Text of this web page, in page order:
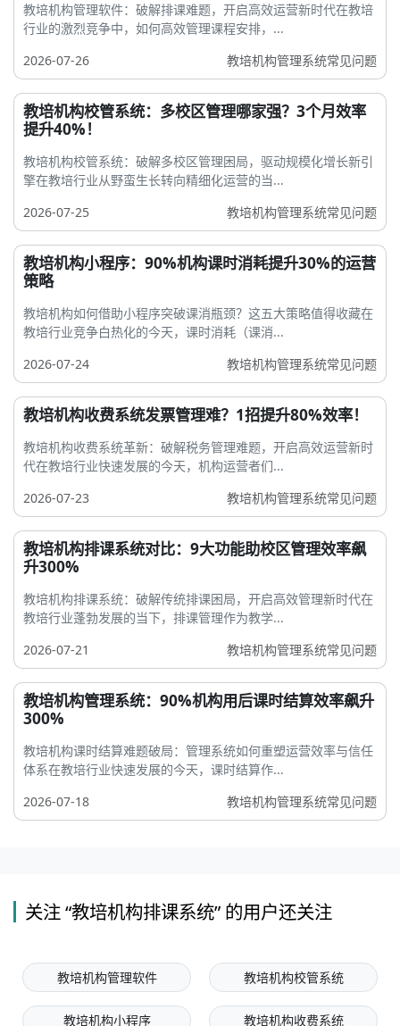
教培机构管理软件：破解排课难题，开启高效运营新时代在教培
行业的激烈竞争中，如何高效管理课程安排，...
2026-07-26
教培机构管理系统常见问题
教培机构校管系统：多校区管理哪家强？3个月效率
提升40%！
教培机构校管系统：破解多校区管理困局，驱动规模化增长新引
擎在教培行业从野蛮生长转向精细化运营的当...
2026-07-25
教培机构管理系统常见问题
教培机构小程序：90%机构课时消耗提升30%的运营
策略
教培机构如何借助小程序突破课消瓶颈？这五大策略值得收藏在
教培行业竞争白热化的今天，课时消耗（课消...
2026-07-24
教培机构管理系统常见问题
教培机构收费系统发票管理难？1招提升80%效率！
教培机构收费系统革新：破解税务管理难题，开启高效运营新时
代在教培行业快速发展的今天，机构运营者们...
2026-07-23
教培机构管理系统常见问题
教培机构排课系统对比：9大功能助校区管理效率飙
升300%
教培机构排课系统：破解传统排课困局，开启高效管理新时代在
教培行业蓬勃发展的当下，排课管理作为教学...
2026-07-21
教培机构管理系统常见问题
教培机构管理系统：90%机构用后课时结算效率飙升
300%
教培机构课时结算难题破局：管理系统如何重塑运营效率与信任
体系在教培行业快速发展的今天，课时结算作...
2026-07-18
教培机构管理系统常见问题
关注 “教培机构排课系统” 的用户还关注
教培机构管理软件 教培机构校管系统
教培机构小程序 教培机构收费系统